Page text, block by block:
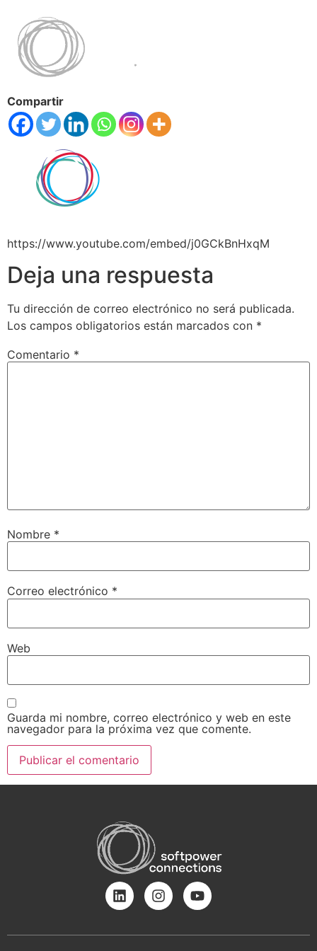
Compartir
https://www.youtube.com/embed/j0GCkBnHxqM
Deja una respuesta
Tu dirección de correo electrónico no será publicada.
Los campos obligatorios están marcados con *
Comentario *
Nombre *
Correo electrónico *
Web
Guarda mi nombre, correo electrónico y web en este
navegador para la próxima vez que comente.